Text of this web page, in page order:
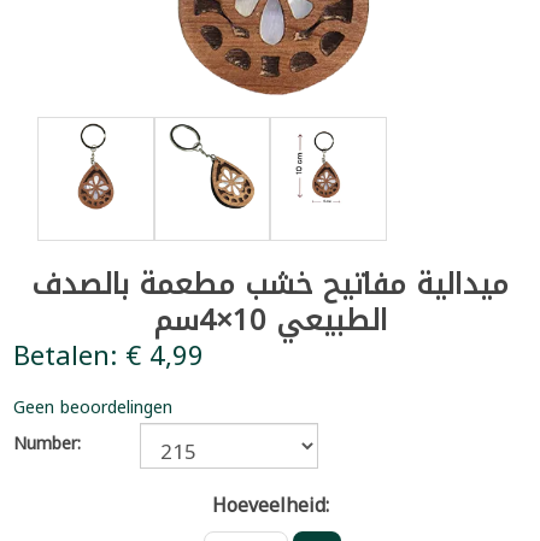
ميدالية مفاتيح خشب مطعمة بالصدف
الطبيعي 10×4سم
Betalen: € 4,99
Geen beoordelingen
Number:
Hoeveelheid: